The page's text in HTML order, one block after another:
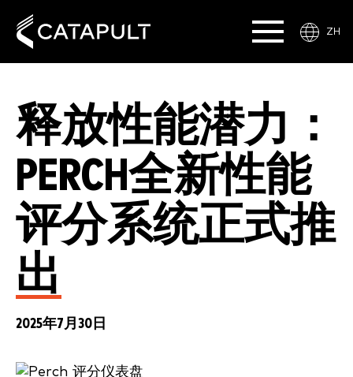
ZH
释放性能潜力：
PERCH全新性能
评分系统正式推
出
2025年7月30日